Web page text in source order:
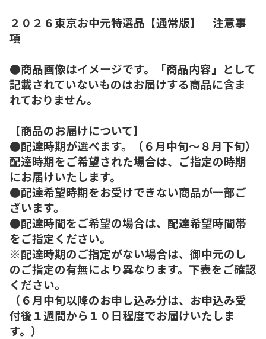
２０２６東京お中元特選品【通常版】 注意事
項
●商品画像はイメージです。「商品内容」として
記載されていないものはお届けする商品に含ま
れておりません。
【商品のお届けについて】
●配達時期が選べます。（６月中旬～８月下旬）
配達時期をご希望された場合は、ご指定の時期
にお届けいたします。
●配達希望時期をお受けできない商品が一部ご
ざいます。
●配達時間をご希望の場合は、配達希望時間帯
をご指定ください。
※配達時期のご指定がない場合は、御中元のし
のご指定の有無により異なります。下表をご確認
ください。
（６月中旬以降のお申し込み分は、お申込み受
付後１週間から１０日程度でお届けいたしま
す。）